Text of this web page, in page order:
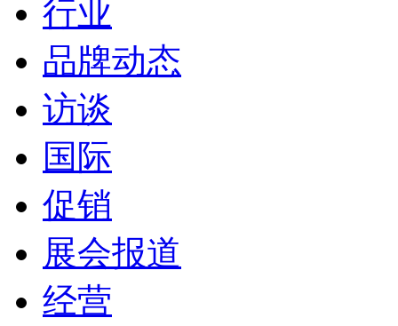
行业
品牌动态
访谈
国际
促销
展会报道
经营